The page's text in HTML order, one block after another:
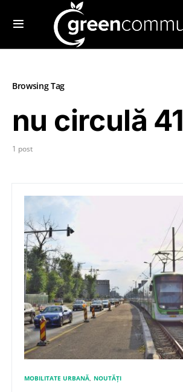
Browsing Tag
nu circulă 41
1 post
MOBILITATE URBANĂ NOUTĂȚI